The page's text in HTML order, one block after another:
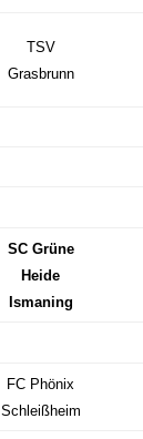
TSV
Grasbrunn
SC Grüne
Heide
Ismaning
FC Phönix
Schleißheim